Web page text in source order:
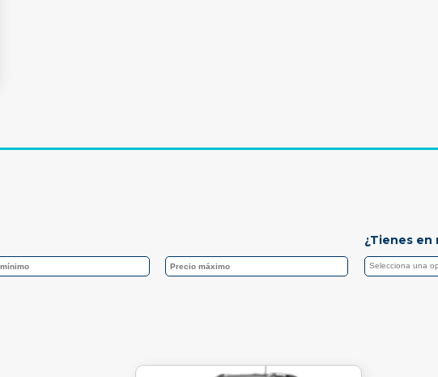
¿Tienes en